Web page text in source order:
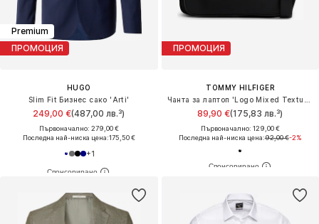
Premium
ПРОМОЦИЯ
HUGO
Slim Fit Бизнес сако 'Arti'
249,00 €(487,00 лв.³)
Първоначално: 279,00 €
Последна най-ниска цена:175,50 €
+1
ПРОМОЦИЯ
TOMMY HILFIGER
89,90 €(175,83 лв.³)
Първоначално: 129,00 €
Последна най-ниска цена:92,00 €-2%